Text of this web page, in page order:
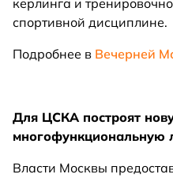
керлинга и
спортивной дисциплине.
Подробнее в Вечерней
Для ЦСКА построят
многофункциональную
Власти Москвы